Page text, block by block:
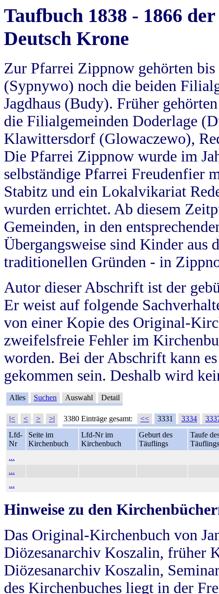
Taufbuch 1838 - 1866
Deutsch Krone
Zur Pfarrei Zippnow gehörten
(Sypnywo) noch die beiden
Jagdhaus (Budy). Früher
die Filialgemeinden Doderlage
Klawittersdorf (Glowaczewo),
Die Pfarrei Zippnow wurde im
selbständige Pfarrei Freudenfier
Stabitz und ein Lokalvikariat
wurden errichtet. Ab diesem
Gemeinden, in den
Übergangsweise sind Kinder aus
traditionellen Gründen - in
Autor dieser Abschrift ist der
Er weist auf folgende
von einer Kopie des Original-
zweifelsfreie Fehler im
worden. Bei der Abschrift kann
gekommen sein. Deshalb wird
Alles Suchen Auswahl Detail
|< < > >| 3380 Einträge gesamt: << 3331 3334
Lfd-
Nr
Seite im
Kirchenbuch
Lfd-Nr im
Kirchenbuch
Geburt des
Täuflings
Taufe
Täuflings
...
...
...
Hinweise zu den
Das Original-Kirchenbuch von
Diözesanarchiv Koszalin, früher
Diözesanarchiv Koszalin,
des Kirchenbuches liegt in der